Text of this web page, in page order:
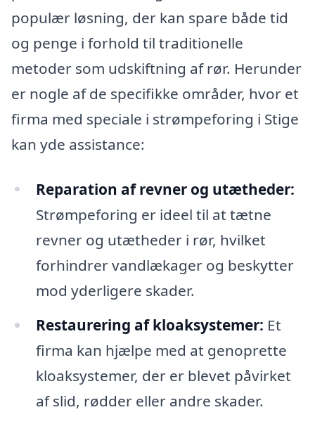
populær løsning, der kan spare både tid
og penge i forhold til traditionelle
metoder som udskiftning af rør. Herunder
er nogle af de specifikke områder, hvor et
firma med speciale i strømpeforing i Stige
kan yde assistance:
Reparation af revner og utætheder:
Strømpeforing er ideel til at tætne
revner og utætheder i rør, hvilket
forhindrer vandlækager og beskytter
mod yderligere skader.
Restaurering af kloaksystemer: Et
firma kan hjælpe med at genoprette
kloaksystemer, der er blevet påvirket
af slid, rødder eller andre skader.